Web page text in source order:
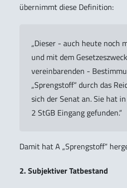
übernimmt diese Definition:
„Dieser - auch heute noch
und mit dem
vereinbarenden -
„Sprengstoff“ durch das
sich der Senat an. Sie hat
2 StGB Eingang gefunden.“
Damit hat A „Sprengstoff“
2. Subjektiver Tatbestand